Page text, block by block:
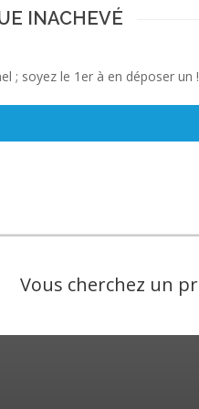
INACHEVÉ
; soyez le 1er à en déposer un !
Vous cherchez un